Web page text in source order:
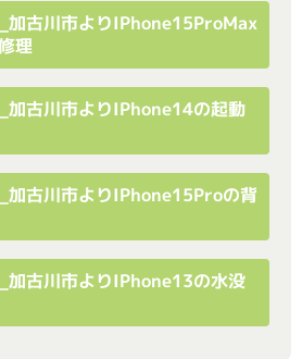
古川市よりiPhone15ProMax
理
古川市よりiPhone14の起動
古川市よりiPhone15Proの背
古川市よりiPhone13の水没